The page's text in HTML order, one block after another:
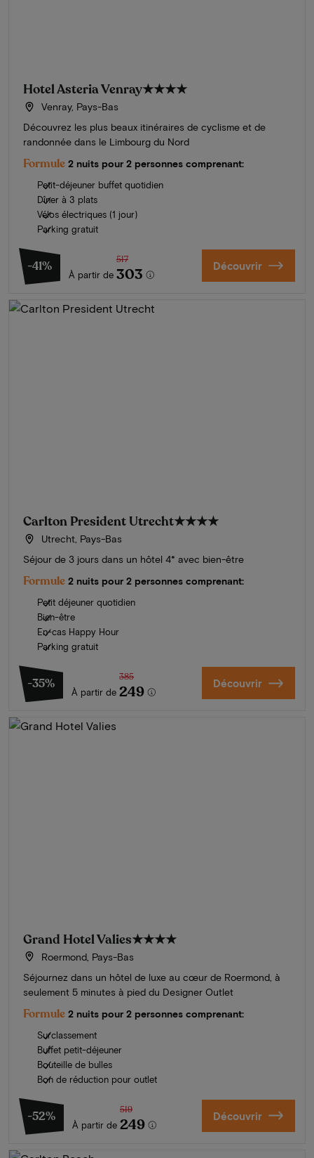
Hotel Asteria Venray★★★★
Venray, Pays-Bas
Découvrez les plus beaux itinéraires de cyclisme et de
randonnée dans le Limbourg du Nord
Formule 2 nuits pour 2 personnes comprenant:
Petit-déjeuner buffet quotidien
Dîner à 3 plats
Vélos électriques (1 jour)
Parking gratuit
-41%
À partir de
517
303 Découvrir
Carlton President Utrecht★★★★
Utrecht, Pays-Bas
Séjour de 3 jours dans un hôtel 4* avec bien-être
Formule 2 nuits pour 2 personnes comprenant:
Petit déjeuner quotidien
Bien-être
En-cas Happy Hour
Parking gratuit
-35%
À partir de
385
249 Découvrir
Grand Hotel Valies★★★★
Roermond, Pays-Bas
Séjournez dans un hôtel de luxe au cœur de Roermond, à
seulement 5 minutes à pied du Designer Outlet
Formule 2 nuits pour 2 personnes comprenant:
Surclassement
Buffet petit-déjeuner
Bouteille de bulles
Bon de réduction pour outlet
-52%
À partir de
519
249 Découvrir